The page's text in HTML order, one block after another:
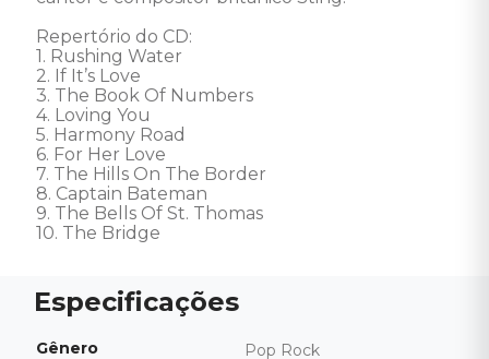
Repertório do CD:
1. Rushing Water
2. If It’s Love
3. The Book Of Numbers
4. Loving You
5. Harmony Road
6. For Her Love
7. The Hills On The Border
8. Captain Bateman
9. The Bells Of St. Thomas
10. The Bridge
Gênero Pop Rock